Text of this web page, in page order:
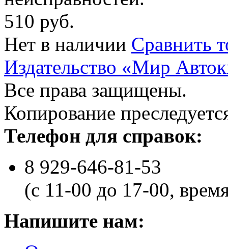
510 руб.
Нет в наличии Сравнить
Издательство «Мир
Все права защищены.
Копирование
Телефон для справок:
8 929-646-81-53
(с 11-00 до 17-00,
Напишите нам: